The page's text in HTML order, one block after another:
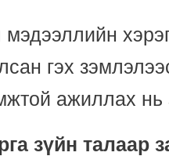
гэх
ажиллах нь
зүйн талаар